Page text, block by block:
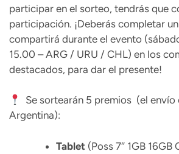
participar en el sorteo, tendrás que
participación. ¡Deberás completar
compartirá durante el evento
15.00 – ARG / URU / CHL) en los
destacados, para dar el presente!
Se sortearán 5 premios (el envío
Argentina):
Tablet (Poss 7″ 1GB 16GB